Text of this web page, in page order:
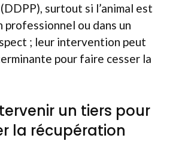
surtout si l’animal est
professionnel ou dans un
; leur intervention peut
pour faire cesser la
un tiers pour
la récupération